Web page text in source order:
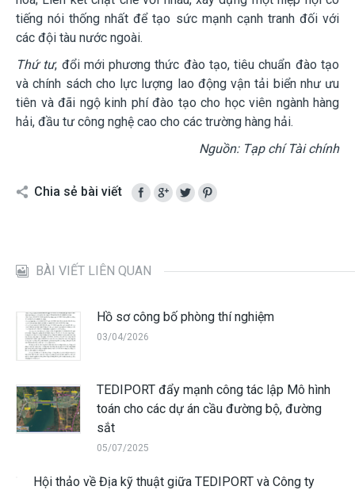
tiếng nói thống nhất để tạo sức mạnh cạnh tranh đối với
các đội tàu nước ngoài.
Thứ tư, đổi mới phương thức đào tạo, tiêu chuẩn đào tạo
và chính sách cho lực lượng lao động vận tải biển như ưu
tiên và đãi ngộ kinh phí đào tạo cho học viên ngành hàng
hải, đầu tư công nghệ cao cho các trường hàng hải.
Nguồn: Tạp chí Tài chính
Chia sẻ bài viết
BÀI VIẾT LIÊN QUAN
Hồ sơ công bố phòng thí nghiệm
03/04/2026
TEDIPORT đẩy mạnh công tác lập Mô hình
toán cho các dự án cầu đường bộ, đường
sắt
05/07/2025
Hội thảo về Địa kỹ thuật giữa TEDIPORT và Công ty